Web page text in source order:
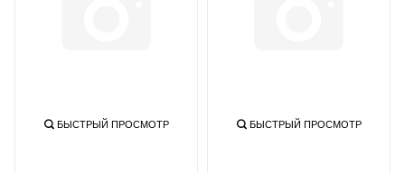
БЫСТРЫЙ ПРОСМОТР БЫСТРЫЙ ПРОСМОТР